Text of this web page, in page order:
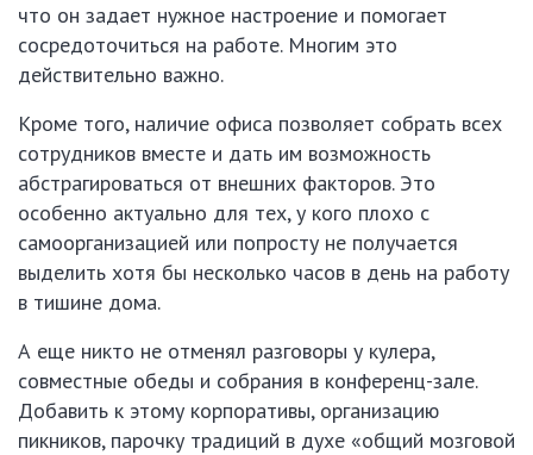
что он задает нужное настроение и помогает
сосредоточиться на работе. Многим это
действительно важно.
Кроме того, наличие офиса позволяет собрать всех
сотрудников вместе и дать им возможность
абстрагироваться от внешних факторов. Это
особенно актуально для тех, у кого плохо с
самоорганизацией или попросту не получается
выделить хотя бы несколько часов в день на работу
в тишине дома.
А еще никто не отменял разговоры у кулера,
совместные обеды и собрания в конференц-зале.
Добавить к этому корпоративы, организацию
пикников, парочку традиций в духе «общий мозговой